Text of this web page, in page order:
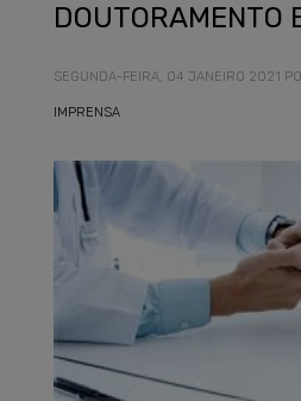
DOUTORAMENTO
SEGUNDA-FEIRA, 04 JANEIRO 2021
IMPRENSA